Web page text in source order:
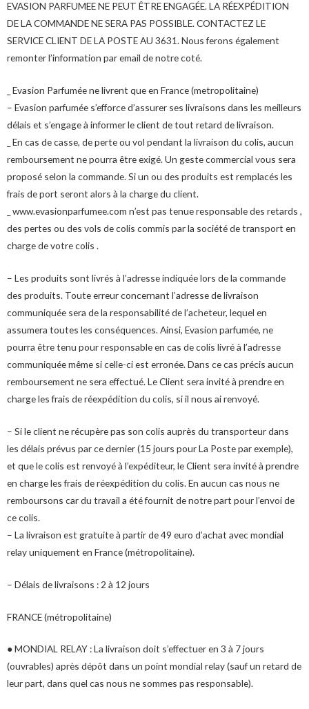
EVASION PARFUMEE NE PEUT ÊTRE ENGAGÉE. LA RÉEXPÉDITION
DE LA COMMANDE NE SERA PAS POSSIBLE. CONTACTEZ LE
SERVICE CLIENT DE LA POSTE AU 3631. Nous ferons également
remonter l’information par email de notre coté.
_ Evasion Parfumée ne livrent que en France (metropolitaine)
– Evasion parfumée s’efforce d’assurer ses livraisons dans les meilleurs
délais et s’engage à informer le client de tout retard de livraison.
_ En cas de casse, de perte ou vol pendant la livraison du colis, aucun
remboursement ne pourra être exigé. Un geste commercial vous sera
proposé selon la commande. Si un ou des produits est remplacés les
frais de port seront alors à la charge du client.
_ www.evasionparfumee.com n’est pas tenue responsable des retards ,
des pertes ou des vols de colis commis par la société de transport en
charge de votre colis .
– Les produits sont livrés à l’adresse indiquée lors de la commande
des produits. Toute erreur concernant l’adresse de livraison
communiquée sera de la responsabilité de l’acheteur, lequel en
assumera toutes les conséquences. Ainsi, Evasion parfumée, ne
pourra être tenu pour responsable en cas de colis livré à l’adresse
communiquée même si celle-ci est erronée. Dans ce cas précis aucun
remboursement ne sera effectué. Le Client sera invité à prendre en
charge les frais de réexpédition du colis, si il nous ai renvoyé.
– Si le client ne récupère pas son colis auprès du transporteur dans
les délais prévus par ce dernier (15 jours pour La Poste par exemple),
et que le colis est renvoyé à l’expéditeur, le Client sera invité à prendre
en charge les frais de réexpédition du colis. En aucun cas nous ne
remboursons car du travail a été fournit de notre part pour l’envoi de
ce colis.
– La livraison est gratuite à partir de 49 euro d’achat avec mondial
relay uniquement en France (métropolitaine).
– Délais de livraisons : 2 à 12 jours
FRANCE (métropolitaine)
● MONDIAL RELAY : La livraison doit s’effectuer en 3 à 7 jours
(ouvrables) après dépôt dans un point mondial relay (sauf un retard de
leur part, dans quel cas nous ne sommes pas responsable).